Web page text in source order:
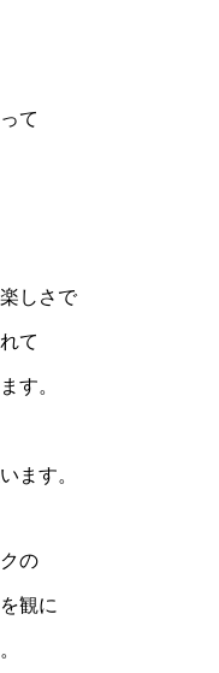
て
しさで
て
す。
ます。
の
観に